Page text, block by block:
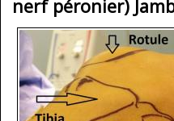
nerf péronier)